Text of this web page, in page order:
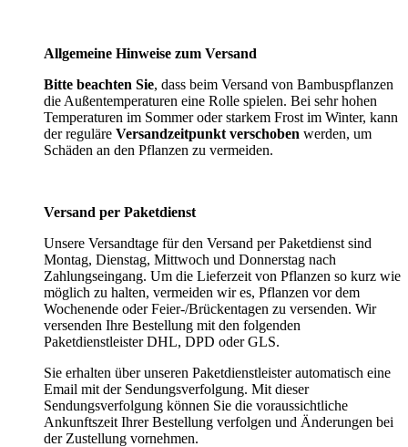
Allgemeine Hinweise zum Versand
Bitte beachten Sie, dass beim Versand von Bambuspflanzen
die Außentemperaturen eine Rolle spielen. Bei sehr hohen
Temperaturen im Sommer oder starkem Frost im Winter, kann
der reguläre Versandzeitpunkt verschoben werden, um
Schäden an den Pflanzen zu vermeiden.
Versand per Paketdienst
Unsere Versandtage für den Versand per Paketdienst sind
Montag, Dienstag, Mittwoch und Donnerstag nach
Zahlungseingang. Um die Lieferzeit von Pflanzen so kurz wie
möglich zu halten, vermeiden wir es, Pflanzen vor dem
Wochenende oder Feier-/Brückentagen zu versenden. Wir
versenden Ihre Bestellung mit den folgenden
Paketdienstleister DHL, DPD oder GLS.
Sie erhalten über unseren Paketdienstleister automatisch eine
Email mit der Sendungsverfolgung. Mit dieser
Sendungsverfolgung können Sie die voraussichtliche
Ankunftszeit Ihrer Bestellung verfolgen und Änderungen bei
der Zustellung vornehmen.